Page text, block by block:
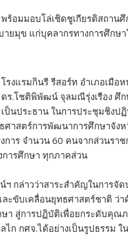
ร้อมมอบโล่เชิดชูเกียรติสถาน
ายมุข แก่บุคลากรทางการศึกษา
รงแรมกินรี รีสอร์ท อำเภอเมือ
ร.โชติพิพัฒน์ จุลมณีรุ่งเรือง ศึก
ป็นประธาน ในการประชุมชิงป
ศาสตร์การพัฒนาการศึกษาจัง
การ จำนวน 60 คนจากส่วนราช
การศึกษา ทุกภาคส่วน
กล่าวว่าสาระสำคัญในการจัด
ะขับเคลื่อนยุทธศาสตร์ชาติ ว่า
า สู่การปฏิบัติเพื่อยกระดับคุณ
ไก กศจ.ได้อย่างเป็นรูปธรรม